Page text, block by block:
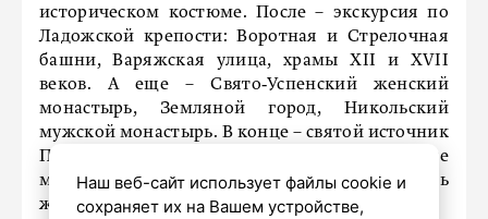
историческом костюме. После – экскурсия по
Ладожской крепости: Воротная и Стрелочная
башни, Варяжская улица, храмы XII и XVII
веков. А еще – Свято‑Успенский женский
монастырь, Земляной город, Никольский
мужской монастырь. В конце – святой источник
Параскевы Пятницы на Малышевой горе, где
можно набрать воды с собой и загадать
желание.
Наш веб-сайт использует файлы cookie и
сохраняет их на Вашем устройстве,